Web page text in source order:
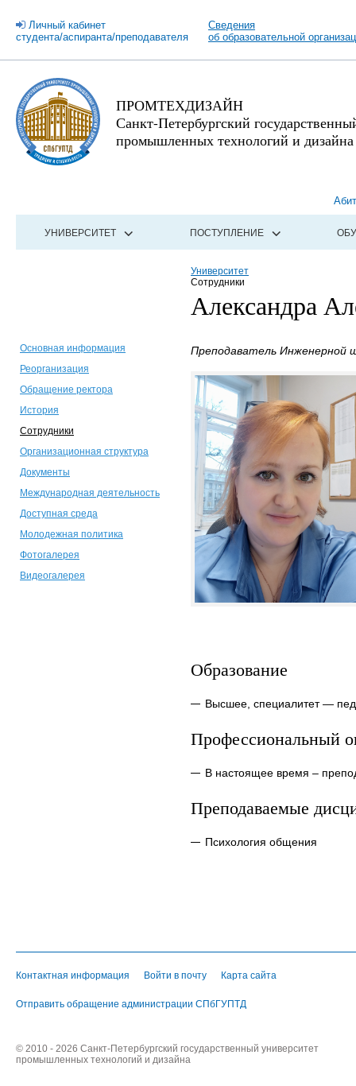
Личный кабинет
студента/аспиранта/преподавателя
Сведения
об образовательной
ПРОМТЕХДИЗАЙН
Санкт-Петербургский
промышленных технологий и дизайна
УНИВЕРСИТЕТ ПОСТУПЛЕНИЕ
Университет
Сотрудники
Александра
Основная информация
Реорганизация
Обращение ректора
История
Сотрудники
Организационная структура
Документы
Международная деятельность
Доступная среда
Молодежная политика
Фотогалерея
Видеогалерея
Преподаватель Инженерной
Образование
Высшее, специалитет —
Профессиональный
В настоящее время –
Преподаваемые
Психология общения
Контактная информация Войти в почту Карта сайта
Отправить обращение администрации СПбГУПТД
© 2010 - 2026 Санкт-Петербургский государственный университет
промышленных технологий и дизайна